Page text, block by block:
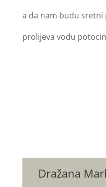
a da nam budu sretni
prolijeva vodu
Dražana